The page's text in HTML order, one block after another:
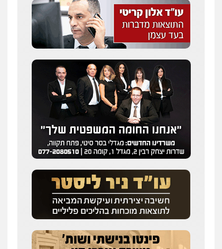
שני אלגרבלי – משרד עורכי דין
פלילי עורכי דין לענייני אסירים תעבורה
0507120031
עו"ד רונן בנדל
משפט פלילי פשיעה חמורה פלילי
0524282442
מנשה, אלמוג – עורכי דין
פלילי עבירות תנועה תעבורה
עורכי דין לענייני אסירים מעצרים וחקירות
0546470989
ויקי שמואל – משרד עו"ד
פלילי משפט פלילי
0528959600
פלילי פשיעה חמורה מעצרים וחקירות
קטינים